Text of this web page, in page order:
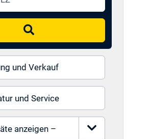
und Verkauf
und Service